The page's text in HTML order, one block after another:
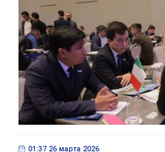
01:37 26 марта 2026